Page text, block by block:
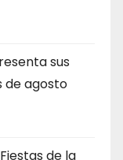
sus
de agosto
de la